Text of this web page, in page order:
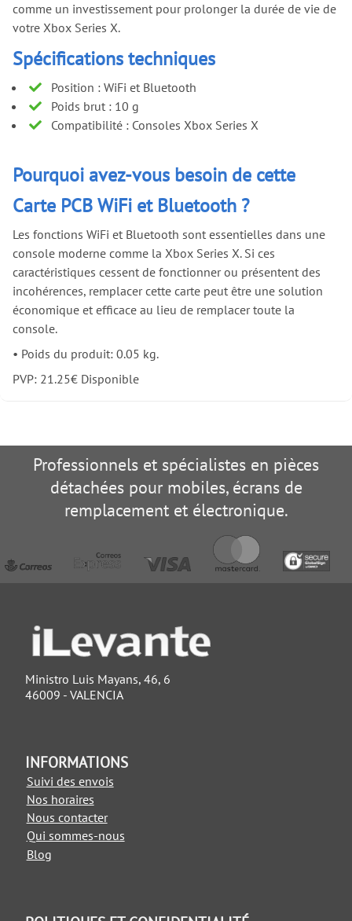
comme un investissement pour prolonger la durée de vie de
votre Xbox Series X.
Spécifications techniques
Position : WiFi et Bluetooth
Poids brut : 10 g
Compatibilité : Consoles Xbox Series X
Pourquoi avez-vous besoin de cette
Carte PCB WiFi et Bluetooth ?
Les fonctions WiFi et Bluetooth sont essentielles dans une
console moderne comme la Xbox Series X. Si ces
caractéristiques cessent de fonctionner ou présentent des
incohérences, remplacer cette carte peut être une solution
économique et efficace au lieu de remplacer toute la
console.
• Poids du produit: 0.05 kg.
PVP: 21.25€ Disponible
Professionnels et spécialistes en pièces
détachées pour mobiles, écrans de
remplacement et électronique.
Ministro Luis Mayans, 46, 6
46009 - VALENCIA
INFORMATIONS
Suivi des envois
Nos horaires
Nous contacter
Qui sommes-nous
Blog